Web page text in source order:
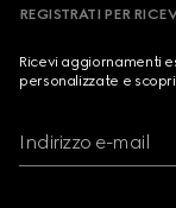
REGISTRATI PER
Ricevi aggiornamenti
personalizzate e
Indirizzo e-mail